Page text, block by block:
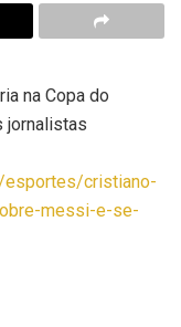
na Copa do
jornalistas
esportes/cristiano-
messi-e-se-